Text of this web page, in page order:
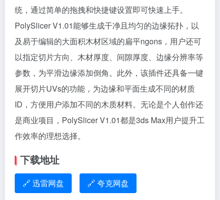
统，通过简单的拖拽和快捷键设置即可快速上手。
PolySlicer V1.01能够生成干净且均匀的边缘拓扑，以
及易于编辑的大面积木材区域的扁平ngons，用户还可
以指定切片方向、木材厚度、间隙厚度、边缘分辨率等
参数，为平滑边缘添加倒角。此外，该插件还具备一键
展开切片UVs的功能，为边缘和平面生成不同的材质
ID，方便用户添加不同的木质材料。无论是个人创作还
是商业项目，PolySlicer V1.01都是3ds Max用户提升工
作效率的理想选择。
下载地址
🔗 迅雷网盘 🔗 夸克网盘